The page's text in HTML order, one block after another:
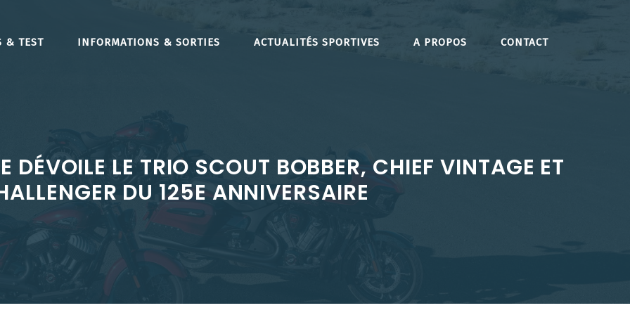
& TEST INFORMATIONS & SORTIES ACTUALITÉS SPORTIVES A PROPOS CONTACT
DÉVOILE LE TRIO SCOUT BOBBER, CHIEF VINTAGE ET
DU 125E ANNIVERSAIRE